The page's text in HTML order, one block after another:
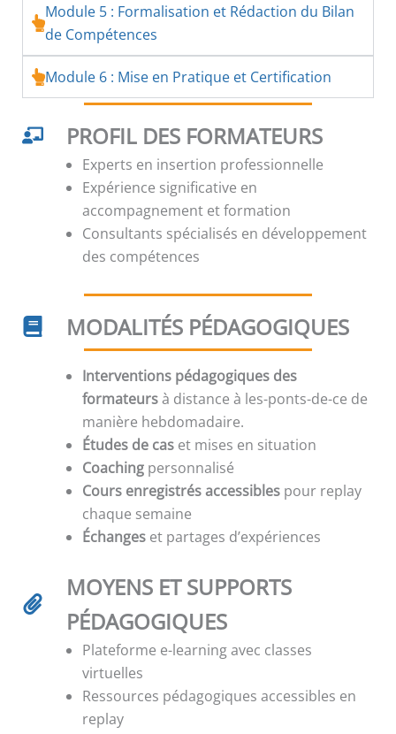
Module 5 : Formalisation et Rédaction du Bilan
de Compétences
Module 6 : Mise en Pratique et Certification
PROFIL DES FORMATEURS
Experts en insertion professionnelle
Expérience significative en
accompagnement et formation
Consultants spécialisés en développement
des compétences
MODALITÉS PÉDAGOGIQUES
Interventions pédagogiques des
formateursà distance à les-ponts-de-ce de
manière hebdomadaire.
Études de cas et mises en situation
Coaching personnalisé
Cours enregistrés accessibles pour replay
chaque semaine
Échanges et partages d’expériences
MOYENS ET SUPPORTS
PÉDAGOGIQUES
Plateforme e-learning avec classes
virtuelles
Ressources pédagogiques accessibles en
replay